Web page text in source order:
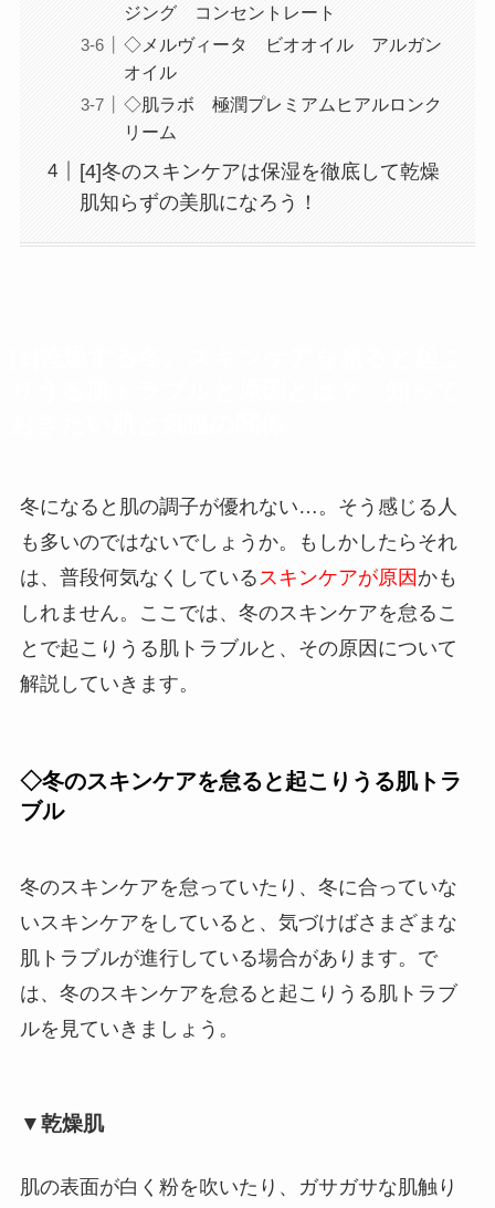
ジング コンセントレート
◇メルヴィータ ビオオイル アルガン
オイル
◇肌ラボ 極潤プレミアムヒアルロンク
リーム
[4]冬のスキンケアは保湿を徹底して乾燥
肌知らずの美肌になろう！
冬になると肌の調子が優れない…。そう感じる人
も多いのではないでしょうか。もしかしたらそれ
は、普段何気なくしている スキンケアが原因 かも
しれません。ここでは、冬のスキンケアを怠るこ
とで起こりうる肌トラブルと、その原因について
解説していきます。
◇冬のスキンケアを怠ると起こりうる肌トラ
ブル
冬のスキンケアを怠っていたり、冬に合っていな
いスキンケアをしていると、気づけばさまざまな
肌トラブルが進行している場合があります。で
は、冬のスキンケアを怠ると起こりうる肌トラブ
ルを見ていきましょう。
▼乾燥肌
肌の表面が白く粉を吹いたり、ガサガサな肌触り